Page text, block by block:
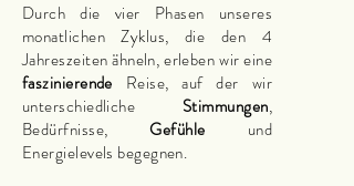
Durch die vier Phasen unseres
monatlichen Zyklus, die den 4
Jahreszeiten ähneln, erleben wir eine
faszinierende Reise, auf der wir
unterschiedliche Stimmungen,
Bedürfnisse,Gefühle und
Energielevels begegnen.